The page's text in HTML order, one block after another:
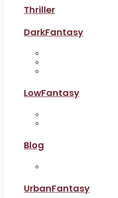
Thriller
DarkFantasy
LowFantasy
Blog
UrbanFantasy